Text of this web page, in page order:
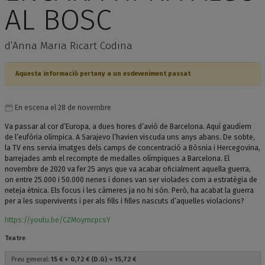
AL BOSC
d’Anna Maria Ricart Codina
Aquesta informació pertany a un esdeveniment passat
En escena el 28 de novembre
Va passar al cor d’Europa, a dues hores d’avió de Barcelona. Aquí gaudíem
de l’eufòria olímpica. A Sarajevo l’havien viscuda uns anys abans. De sobte,
la TV ens servia imatges dels camps de concentració a Bòsnia i Hercegovina,
barrejades amb el recompte de medalles olímpiques a Barcelona. El
novembre de 2020 va fer 25 anys que va acabar oficialment aquella guerra,
on entre 25.000 i 50.000 nenes i dones van ser violades com a estratègia de
neteja ètnica. Els focus i les càmeres ja no hi són. Però, ha acabat la guerra
per a les supervivents i per als fills i filles nascuts d’aquelles violacions?
https://youtu.be/CZMoymcpcsY
Teatre
Preu general:15 € + 0,72 € (D.G) = 15,72 €